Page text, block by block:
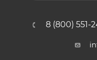
8 (800) 551-